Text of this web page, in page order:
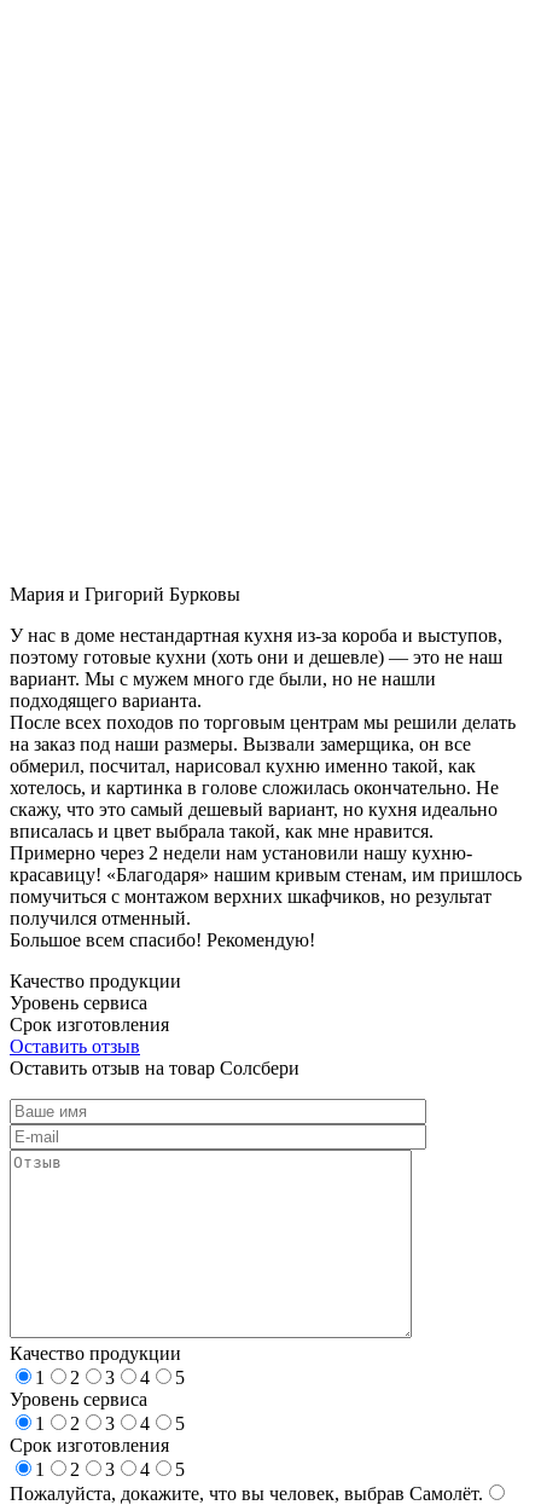
Мария и Григорий Бурковы
У нас в доме нестандартная кухня из-за короба и выступов,
поэтому готовые кухни (хоть они и дешевле) — это не наш
вариант. Мы с мужем много где были, но не нашли
подходящего варианта.
После всех походов по торговым центрам мы решили делать
на заказ под наши размеры. Вызвали замерщика, он все
обмерил, посчитал, нарисовал кухню именно такой, как
хотелось, и картинка в голове сложилась окончательно. Не
скажу, что это самый дешевый вариант, но кухня идеально
вписалась и цвет выбрала такой, как мне нравится.
Примерно через 2 недели нам установили нашу кухню-
красавицу! «Благодаря» нашим кривым стенам, им пришлось
помучиться с монтажом верхних шкафчиков, но результат
получился отменный.
Большое всем спасибо! Рекомендую!
Качество продукции
Уровень сервиса
Срок изготовления
Оставить отзыв
Оставить отзыв на товар Солсбери
Качество продукции
1
2 3 4
5
Уровень сервиса
1
2 3 4
5
Срок изготовления
1
2 3 4
5
Пожалуйста, докажите, что вы человек, выбрав Самолёт.